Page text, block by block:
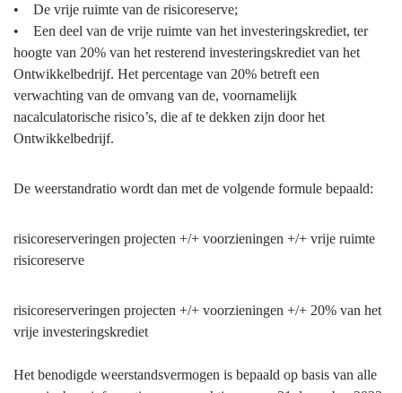
• De vrije ruimte van de risicoreserve;
• Een deel van de vrije ruimte van het investeringskrediet, ter
hoogte van 20% van het resterend investeringskrediet van het
Ontwikkelbedrijf. Het percentage van 20% betreft een
verwachting van de omvang van de, voornamelijk
nacalculatorische risico’s, die af te dekken zijn door het
Ontwikkelbedrijf.
De weerstandratio wordt dan met de volgende formule bepaald:
risicoreserveringen projecten +/+ voorzieningen +/+ vrije ruimte
risicoreserve
risicoreserveringen projecten +/+ voorzieningen +/+ 20% van het
vrije investeringskrediet
Het benodigde weerstandsvermogen is bepaald op basis van alle